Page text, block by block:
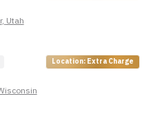
น Housekeeper จะได้รับ
วามสะอาดที่ถูกต้องและ
สามารถปฏิบัติตามคำแนะนำ
และสามารถทำงานเป็นส่วน
,Utah
Location: Extra Charge